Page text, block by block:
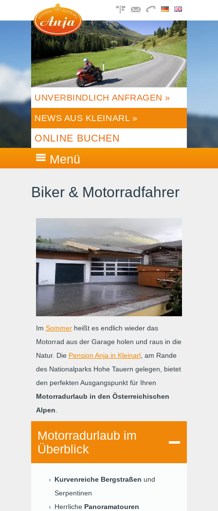
NEWS AUS KLEINARL »
UNVERBINDLICH ANFRAGEN »
ONLINE BUCHEN
Menü
Biker & Motorradfahrer
Im Sommerheißt es endlich wieder das
Motorrad aus der Garage holen und raus in die
Natur. Die Pension Anja in Kleinarl, am Rande
des Nationalparks Hohe Tauern gelegen, bietet
den perfekten Ausgangspunkt für Ihren
Motorradurlaub in den Österreichischen
Alpen
Motorradurlaub im
Überblick
Kurvenreiche Bergstraßen und
Serpentinen
Herrliche Panoramatouren